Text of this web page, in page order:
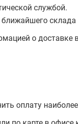
службой.
о доставке
оплату